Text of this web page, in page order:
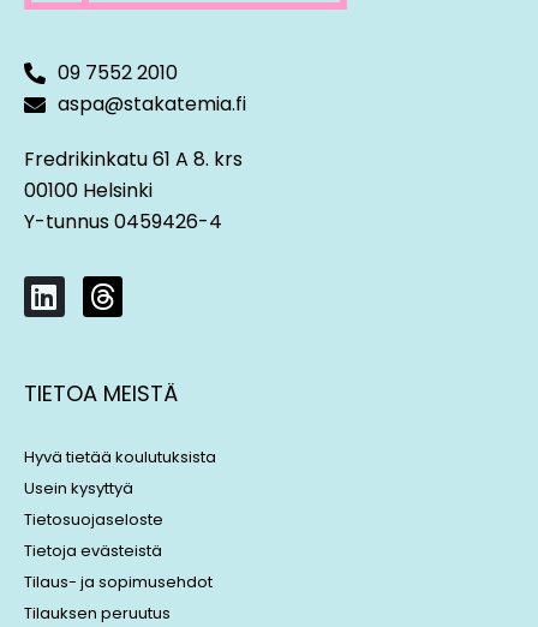
09 7552 2010
aspa@stakatemia.fi
Fredrikinkatu 61 A 8. krs
00100 Helsinki
Y-tunnus 0459426-4
L
i
k
e
i
n
T
h
e
a
s
TIETOA MEISTÄ
Hyvä tietää koulutuksista
Usein kysyttyä
Tietosuojaseloste
Tietoja evästeistä
Tilaus- ja sopimusehdot
Tilauksen peruutus